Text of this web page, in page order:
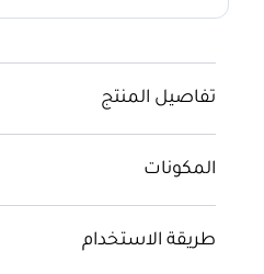
تفاصيل المنتج
المكونات
طريقة الاستخدام